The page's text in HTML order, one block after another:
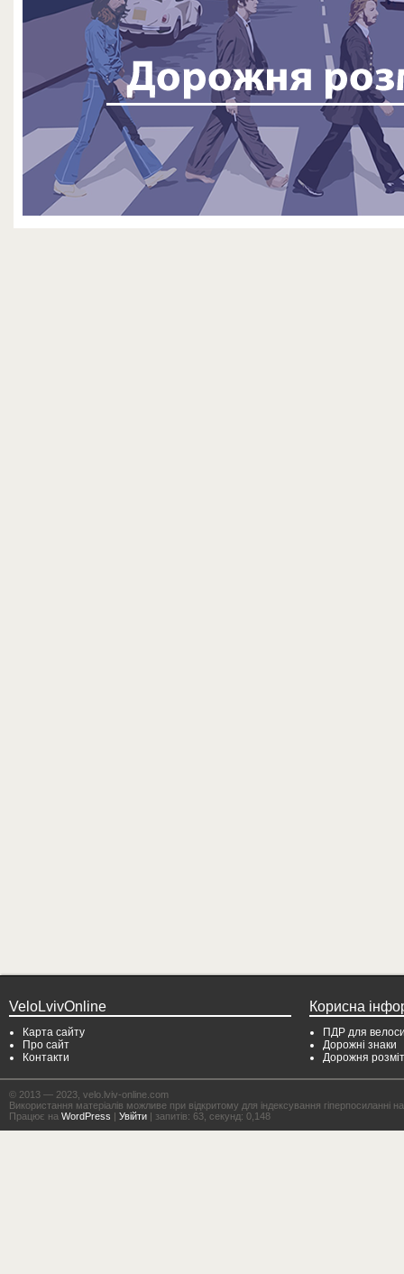
VeloLvivOnline
Карта сайту
Про сайт
Контакти
Корисна
ПДР для
Дорожні знаки
Дорожня
© 2013 — 2023, velo.lviv-online.com
Використання матеріалів можливе при відкритому для індексування гіперпосиланні
Працює на WordPress | Увійти | запитів: 63, секунд: 0,148